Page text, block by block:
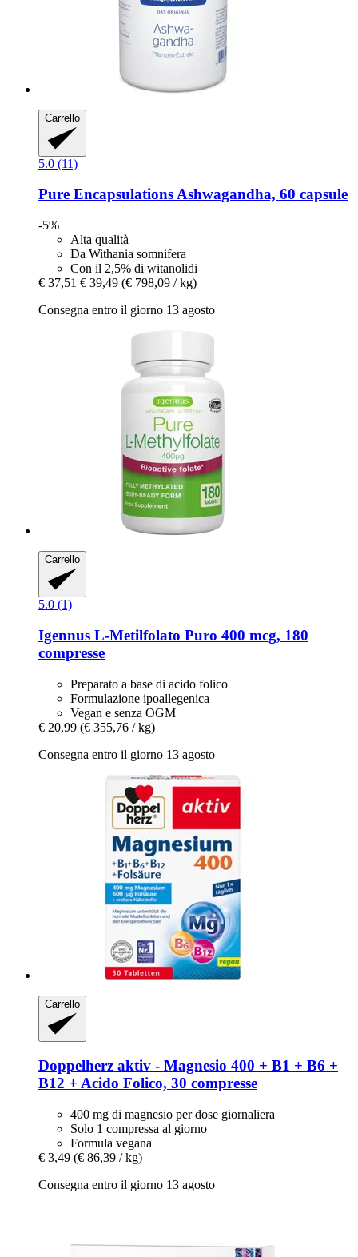
Carrello
5.0 (11)
Pure EncapsulationsAshwagandha, 60 capsule
-5%
Alta qualità
Da Withania somnifera
Con il 2,5% di witanolidi
€ 37,51 € 39,49 (€ 798,09 / kg)
Consegna entro il giorno 13 agosto
Carrello
5.0 (1)
Igennus L-​Metilfolato Puro 400 mcg, 180
compresse
Preparato a base di acido folico
Formulazione ipoallegenica
Vegan e senza OGM
€ 20,99 (€ 355,76 / kg)
Consegna entro il giorno 13 agosto
Carrello
Doppelherz aktiv -​ Magnesio 400 + B1 + B6 +
B12 + Acido Folico, 30 compresse
400 mg di magnesio per dose giornaliera
Solo 1 compressa al giorno
Formula vegana
€ 3,49 (€ 86,39 / kg)
Consegna entro il giorno 13 agosto